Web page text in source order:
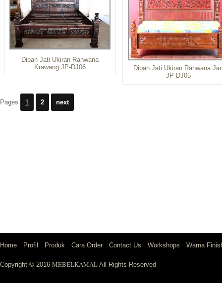
Dipan Jati Ukiran Rahwana
Krawang JP-DJ06
Dipan Jati Ukiran Rahwana
JP-DJ05
Pages 1 2 next
Home Profil Produk Cara Order Contact Us Workshops Warna
Copyright © 2016 MEBELKAMAL All Rights Reserved